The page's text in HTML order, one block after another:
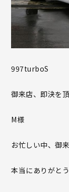
997turboS
御来店、即決を
M様
お忙しい中、御
本当にありがと